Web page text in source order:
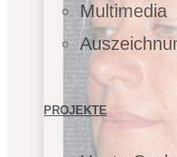
Multimedia
PROJEKTE